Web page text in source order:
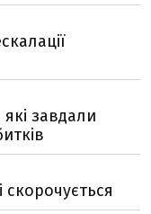
завдали